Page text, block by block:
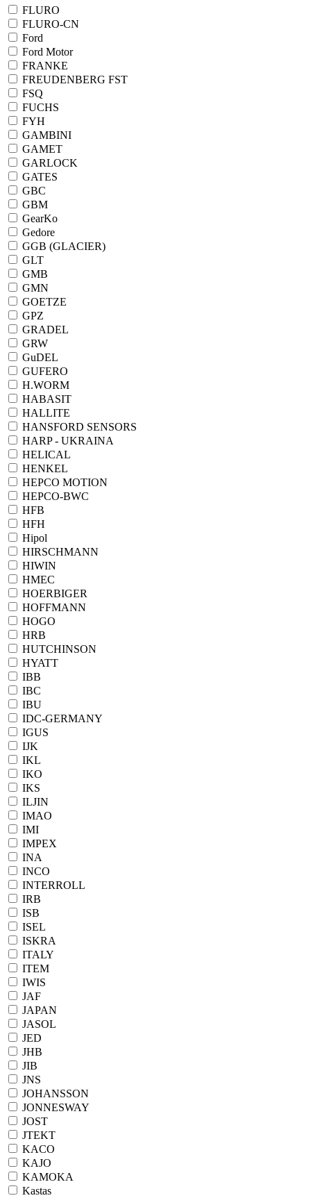
FLURO
FLURO-CN
Ford
Ford Motor
FRANKE
FREUDENBERG FST
FSQ
FUCHS
FYH
GAMBINI
GAMET
GARLOCK
GATES
GBC
GBM
GearKo
Gedore
GGB (GLACIER)
GLT
GMB
GMN
GOETZE
GPZ
GRADEL
GRW
GuDEL
GUFERO
H.WORM
HABASIT
HALLITE
HANSFORD SENSORS
HARP - UKRAINA
HELICAL
HENKEL
HEPCO MOTION
HEPCO-BWC
HFB
HFH
Hipol
HIRSCHMANN
HIWIN
HMEC
HOERBIGER
HOFFMANN
HOGO
HRB
HUTCHINSON
HYATT
IBB
IBC
IBU
IDC-GERMANY
IGUS
IJK
IKL
IKO
IKS
ILJIN
IMAO
IMI
IMPEX
INA
INCO
INTERROLL
IRB
ISB
ISEL
ISKRA
ITALY
ITEM
IWIS
JAF
JAPAN
JASOL
JED
JHB
JIB
JNS
JOHANSSON
JONNESWAY
JOST
JTEKT
KACO
KAJO
KAMOKA
Kastas